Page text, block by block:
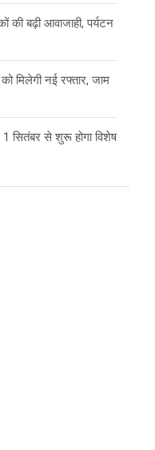
की बढ़ी आवाजाही, पर्यटन
मिलेगी नई रफ्तार, जाम
सितंबर से शुरू होगा विशेष